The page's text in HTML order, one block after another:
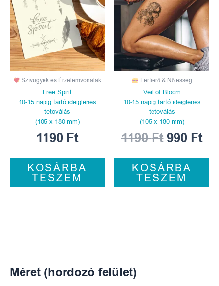
Méret (hordozó felület)
Szívügyek és Érzelemvonalak
Free Spirit
10-15 napig tartó ideiglenes
tetoválás
(105 x 180 mm)
1190 Ft
KOSÁRBA
TESZEM
Férfierő & Nőiesség
Veil of Bloom
10-15 napig tartó ideiglenes
tetoválás
(105 x 180 mm)
1190Ft
1190 Ft.
990 Ft
KOSÁRBA
TESZEM